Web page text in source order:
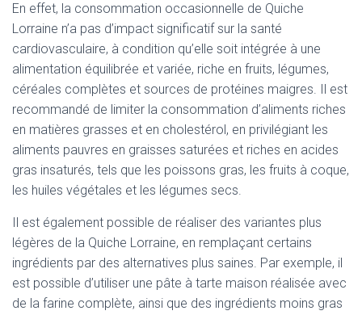
En effet, la consommation occasionnelle de Quiche
Lorraine n’a pas d’impact significatif sur la santé
cardiovasculaire, à condition qu’elle soit intégrée à une
alimentation équilibrée et variée, riche en fruits, légumes,
céréales complètes et sources de protéines maigres. Il est
recommandé de limiter la consommation d’aliments riches
en matières grasses et en cholestérol, en privilégiant les
aliments pauvres en graisses saturées et riches en acides
gras insaturés, tels que les poissons gras, les fruits à coque,
les huiles végétales et les légumes secs.
Il est également possible de réaliser des variantes plus
légères de la Quiche Lorraine, en remplaçant certains
ingrédients par des alternatives plus saines. Par exemple, il
est possible d’utiliser une pâte à tarte maison réalisée avec
de la farine complète, ainsi que des ingrédients moins gras